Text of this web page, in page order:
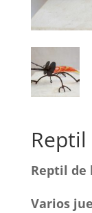
Reptil de
Varios